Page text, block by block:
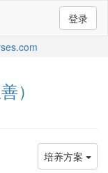
登录
）
培养方案